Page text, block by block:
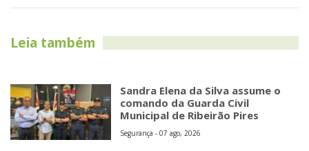
Leia também
Sandra Elena da Silva assume o
comando da Guarda Civil
Municipal de Ribeirão Pires
Segurança - 07 ago, 2026